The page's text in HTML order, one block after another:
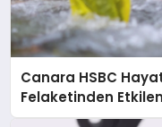
Canara HSBC
Felaketinden
Hızlandırılmış